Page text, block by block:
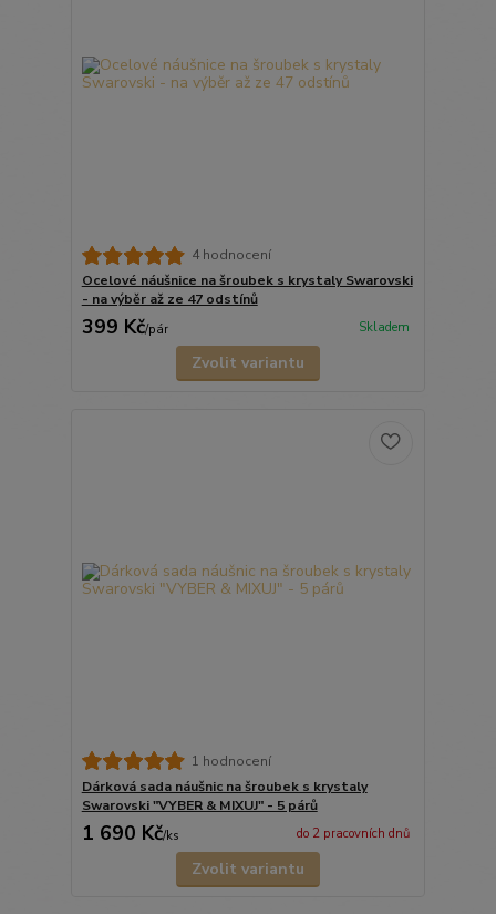
4 hodnocení
Ocelové náušnice na šroubek s krystaly Swarovski
- na výběr až ze 47 odstínů
399 Kč/pár Skladem
Zvolit variantu
1 hodnocení
Dárková sada náušnic na šroubek s krystaly
Swarovski "VYBER & MIXUJ" - 5 párů
1 690 Kč/ks do 2 pracovních dnů
Zvolit variantu